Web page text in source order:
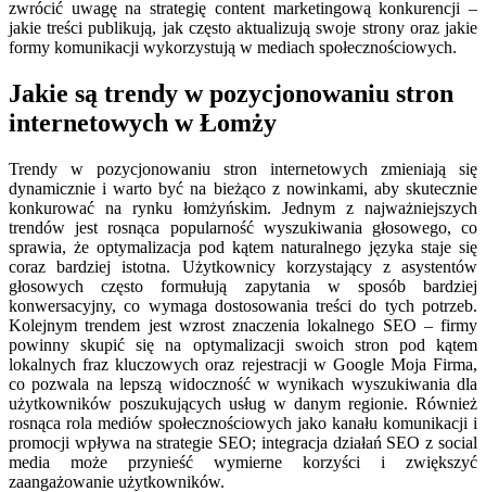
zwrócić uwagę na strategię content marketingową konkurencji –
jakie treści publikują, jak często aktualizują swoje strony oraz jakie
formy komunikacji wykorzystują w mediach społecznościowych.
Jakie są trendy w pozycjonowaniu stron
internetowych w Łomży
Trendy w pozycjonowaniu stron internetowych zmieniają się
dynamicznie i warto być na bieżąco z nowinkami, aby skutecznie
konkurować na rynku łomżyńskim. Jednym z najważniejszych
trendów jest rosnąca popularność wyszukiwania głosowego, co
sprawia, że optymalizacja pod kątem naturalnego języka staje się
coraz bardziej istotna. Użytkownicy korzystający z asystentów
głosowych często formułują zapytania w sposób bardziej
konwersacyjny, co wymaga dostosowania treści do tych potrzeb.
Kolejnym trendem jest wzrost znaczenia lokalnego SEO – firmy
powinny skupić się na optymalizacji swoich stron pod kątem
lokalnych fraz kluczowych oraz rejestracji w Google Moja Firma,
co pozwala na lepszą widoczność w wynikach wyszukiwania dla
użytkowników poszukujących usług w danym regionie. Również
rosnąca rola mediów społecznościowych jako kanału komunikacji i
promocji wpływa na strategie SEO; integracja działań SEO z social
media może przynieść wymierne korzyści i zwiększyć
zaangażowanie użytkowników.